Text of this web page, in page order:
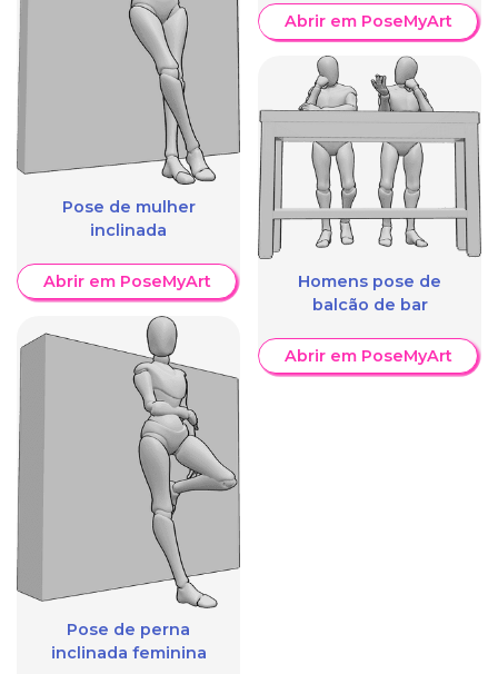
Pose de mulher
inclinada
Abrir em PoseMyArt
Pose de perna
inclinada feminina
Abrir em PoseMyArt
Homens pose de
balcão de bar
Abrir em PoseMyArt